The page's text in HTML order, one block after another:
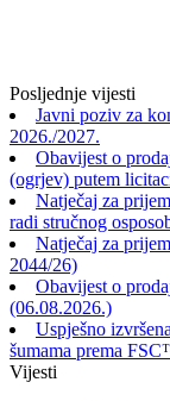
Posljednje vijesti
Javni poziv za
2026./2027.
Obavijest o
(ogrjev) putem
Natječaj za
radi stručnog
Natječaj za
2044/26)
Obavijest o
(06.08.2026.)
Uspješno
šumama prema
Vijesti